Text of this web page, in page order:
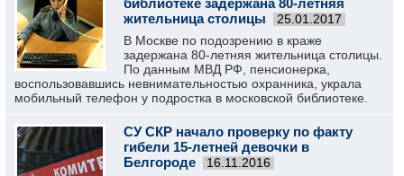
библиотеке задержана 80-летняя
жительница столицы
25.01.2017
В Москве по подозрению в краже
задержана 80-летняя жительница столицы.
По данным МВД РФ, пенсионерка,
воспользовавшись невнимательностью охранника, украла
мобильный телефон у подростка в московской библиотеке.
СУ СКР начало проверку по факту
гибели 15-летней девочки в
Белгороде
16.11.2016